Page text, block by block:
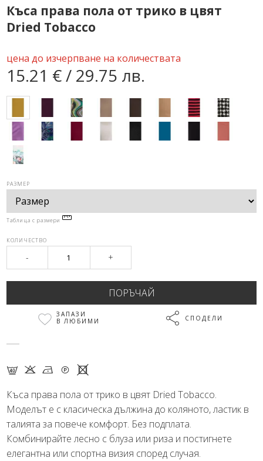
Къса права пола от трико в цвят
Dried Tobacco
цена до изчерпване на количествата
15.21 € / 29.75 лв.
РАЗМЕР
Таблица с размери
КОЛИЧЕСТВО
- +
ЗАПАЗИ
В ЛЮБИМИ
СПОДЕЛИ
F K N Q X
Къса права пола от трико в цвят Dried Tobacco.
Моделът е с класическа дължина до коляното, ластик в
талията за повече комфорт. Без подплата.
Комбинирайте лесно с блуза или риза и постигнете
елегантна или спортна визия според случая.